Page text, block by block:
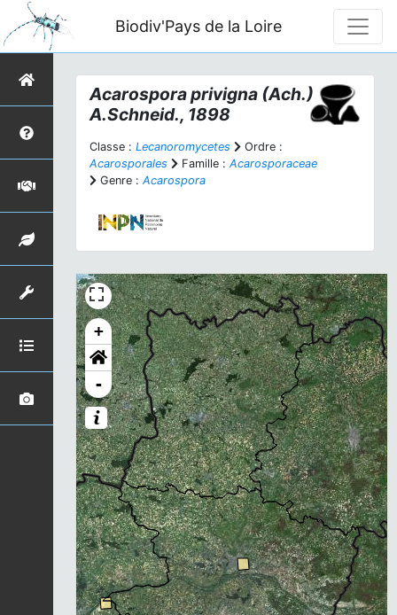
Biodiv'Pays de la Loire
Acarospora privigna (Ach.)
A.Schneid., 1898
Classe : Lecanoromycetes
Ordre :
Acarosporales
Famille : Acarosporaceae
Genre : Acarospora
+
-